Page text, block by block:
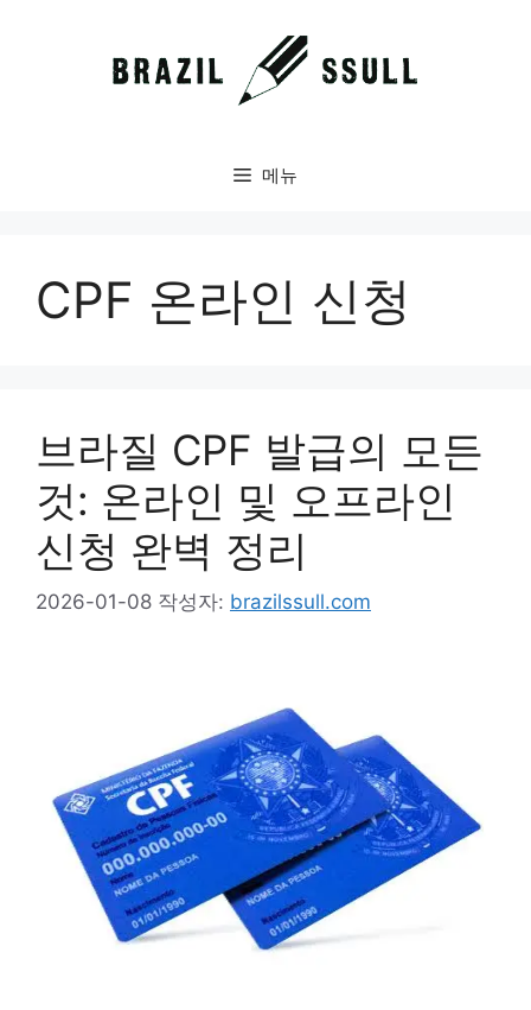
메뉴
CPF 온라인 신청
브라질 CPF 발급의 모든
것: 온라인 및 오프라인
신청 완벽 정리
2026-01-08 작성자: brazilssull.com